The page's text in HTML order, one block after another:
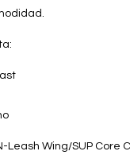
Leash Wing/SUP Core